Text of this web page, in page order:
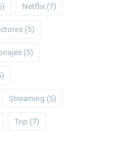
Netflix (7)
(5)
(5)
Streaming (5)
Top (7)